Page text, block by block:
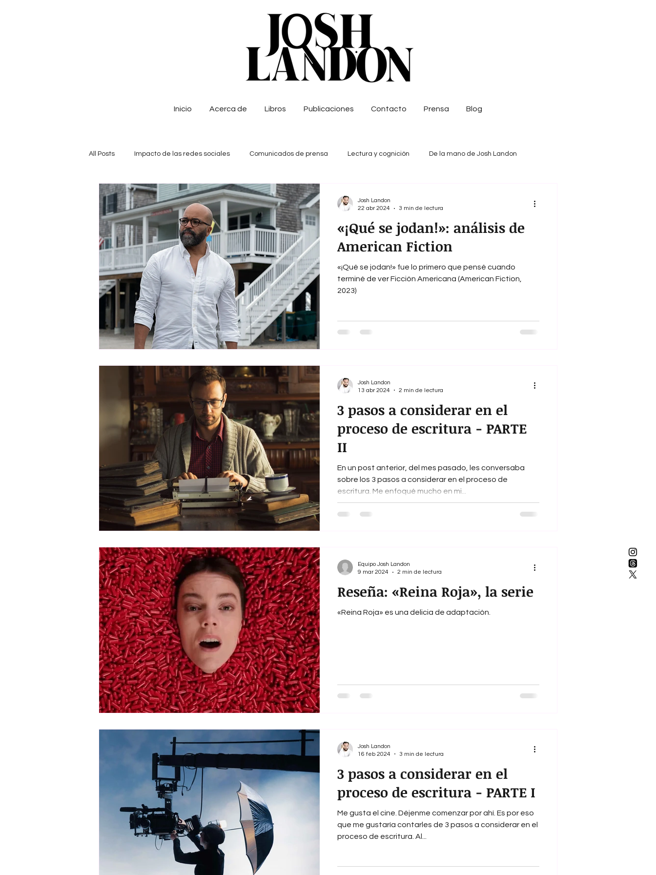
Inicio Acerca de Libros Publicaciones Contacto Prensa Blog
All Posts Impacto de las redes sociales Comunicados de prensa Lectura y cognición De la mano de Josh Landon
Reseñas Literatura en la era digital Escritores Invitados
«¡Qué se jodan!»: análisis de
American Fiction
«¡Qué se jodan!» fue lo primero que pensé cuando
terminé de ver Ficción Americana (American Fiction,
2023)
Josh Landon
22 abr 2024
3 min de lectura
3 pasos a considerar en el
proceso de escritura - PARTE
II
En un post anterior, del mes pasado, les conversaba
sobre los 3 pasos a considerar en el proceso de
escritura. Me enfoqué mucho en mi...
Josh Landon
13 abr 2024
2 min de lectura
Reseña: «Reina Roja», la serie
«Reina Roja» es una delicia de adaptación.
Equipo Josh Landon
9 mar 2024
2 min de lectura
3 pasos a considerar en el
proceso de escritura - PARTE I
Me gusta el cine. Déjenme comenzar por ahí. Es por eso
que me gustaría contarles de 3 pasos a considerar en el
proceso de escritura. Al...
Josh Landon
16 feb 2024
3 min de lectura